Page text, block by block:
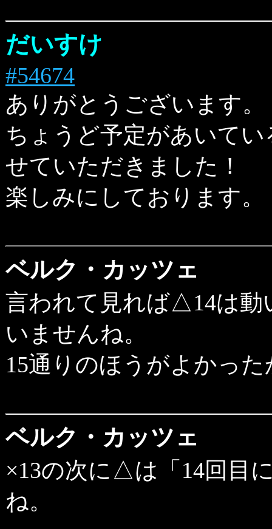
だいすけ
#54674
ありがとうございます。
ちょうど予定があいて
せていただきました！
楽しみにしております。
ベルク・カッツェ
言われて見れば△14は動
いませんね。
15通りのほうがよかった
ベルク・カッツェ
×13の次に△は「14回目
ね。